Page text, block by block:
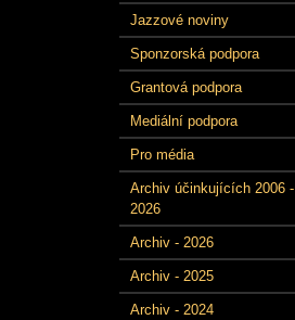
Jazzové noviny
Sponzorská podpora
Grantová podpora
Mediální podpora
Pro média
Archiv účinkujících 2006 -
2026
Archiv - 2026
Archiv - 2025
Archiv - 2024